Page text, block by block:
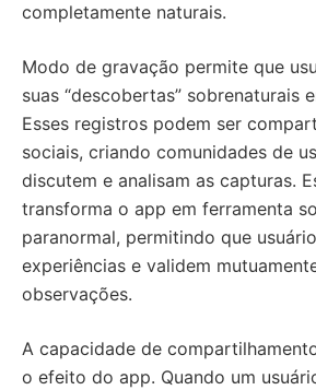
completamente naturais.
Modo de gravação permite que
suas “descobertas” sobrenaturais
Esses registros podem ser
sociais, criando comunidades de
discutem e analisam as capturas.
transforma o app em ferramenta
paranormal, permitindo que
experiências e validem
observações.
A capacidade de
o efeito do app. Quando um